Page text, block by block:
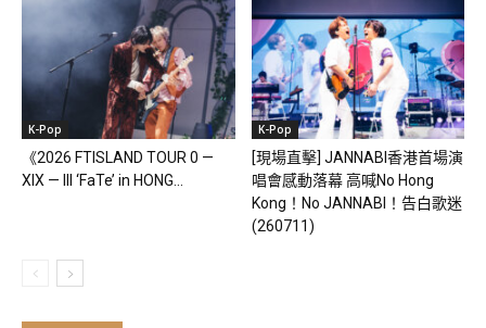
K-Pop
《2026 FTISLAND TOUR 0 —
XIX — III ‘FaTe’ in HONG...
K-Pop
[現場直擊] JANNABI香港首場演
唱會感動落幕 高喊No Hong
Kong！No JANNABI！告白歌迷
(260711)